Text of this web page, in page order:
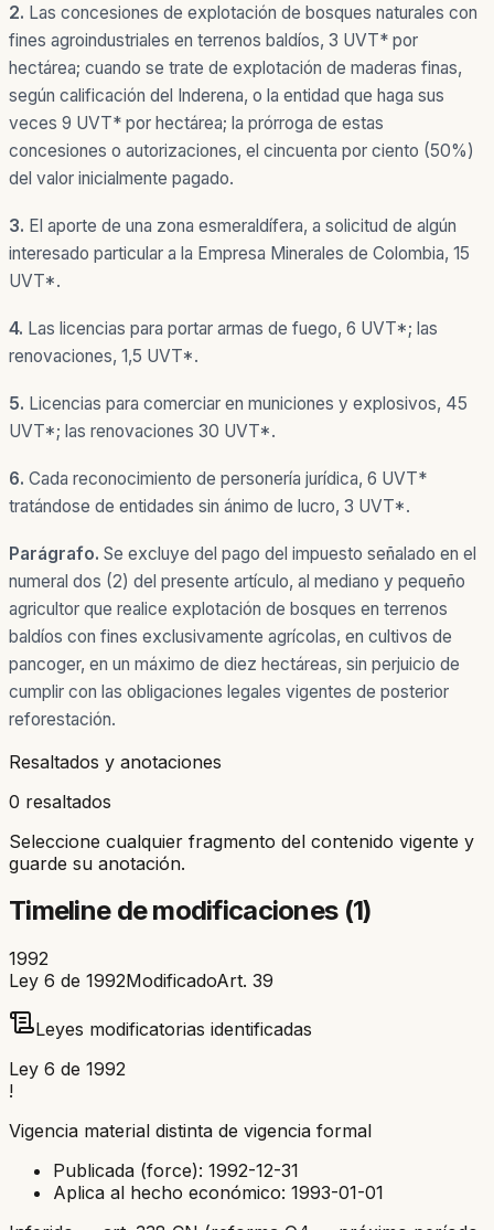
2. Las concesiones de explotación de bosques naturales con
fines agroindustriales en terrenos baldíos, 3 UVT* por
hectárea; cuando se trate de explotación de maderas finas,
según calificación del Inderena, o la entidad que haga sus
veces 9 UVT* por hectárea; la prórroga de estas
concesiones o autorizaciones, el cincuenta por ciento (50%)
del valor inicialmente pagado.
3. El aporte de una zona esmeraldífera, a solicitud de algún
interesado particular a la Empresa Minerales de Colombia, 15
UVT*.
4. Las licencias para portar armas de fuego, 6 UVT*; las
renovaciones, 1,5 UVT*.
5. Licencias para comerciar en municiones y explosivos, 45
UVT*; las renovaciones 30 UVT*.
6. Cada reconocimiento de personería jurídica, 6 UVT*
tratándose de entidades sin ánimo de lucro, 3 UVT*.
Parágrafo. Se excluye del pago del impuesto señalado en el
numeral dos (2) del presente artículo, al mediano y pequeño
agricultor que realice explotación de bosques en terrenos
baldíos con fines exclusivamente agrícolas, en cultivos de
pancoger, en un máximo de diez hectáreas, sin perjuicio de
cumplir con las obligaciones legales vigentes de posterior
reforestación.
Resaltados y anotaciones
0 resaltados
Seleccione cualquier fragmento del contenido vigente y
guarde su anotación.
Timeline de modificaciones (1)
1992
Ley 6 de 1992ModificadoArt. 39
Leyes modificatorias identificadas
Ley 6 de 1992
!
Vigencia material distinta de vigencia formal
Publicada (force): 1992-12-31
Aplica al hecho económico: 1993-01-01